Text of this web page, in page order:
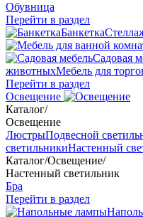
Обувница
Перейти в раздел
Банкетка
Садовая
животныхМебель для
Перейти в раздел
Освещение
Каталог/
Освещение
ЛюстрыПодвесной
светильникиНастенный
Каталог/Освещение/
Настенный светильник
Бра
Перейти в раздел